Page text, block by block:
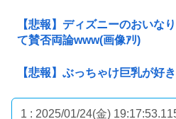
【悲報】ディズニーのおいな
て賛否両論www(画像ｱﾘ)
【悲報】ぶっちゃけ巨乳が好
1 : 2025/01/24(金)